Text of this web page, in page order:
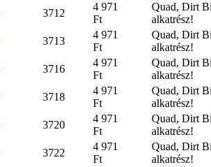
3712
4 971
Ft
Quad, Dirt
alkatrész!
3713
4 971
Ft
Quad, Dirt
alkatrész!
3716
4 971
Ft
Quad, Dirt
alkatrész!
3718
4 971
Ft
Quad, Dirt
alkatrész!
3720
4 971
Ft
Quad, Dirt
alkatrész!
3722
4 971
Ft
Quad, Dirt
alkatrész!